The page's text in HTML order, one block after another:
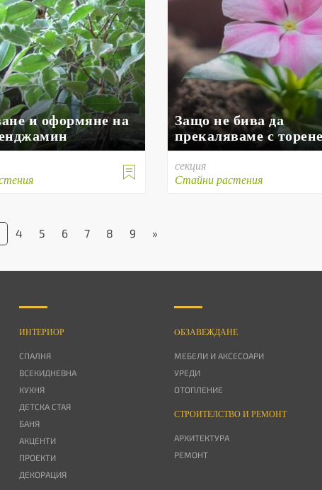
и оформяне на

Защо не бива да
прекаляваме с
секция
Стайни растения
4 5 6 7 8 9 »
ИНТЕРИОР
СПАЛНЯ
ВСЕКИДНЕВНА
КУХНЯ
ДЕТСКА СТАЯ
БАНЯ
АКЦЕНТИ
ПРОЕКТИ
ДЕКОРАЦИЯ
OБЗАВЕЖДАНЕ
МЕБЕЛИ И АКСЕСОАРИ
УРЕДИ
ОТОПЛЕНИЕ
СТРОИТЕЛСТВО И РЕМОНТ
АРХИТЕКТУРА
РЕМОНТ